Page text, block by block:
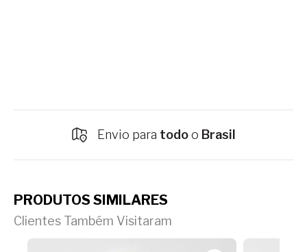
Envio para todoo Brasil
PRODUTOS SIMILARES
Clientes Também Visitaram